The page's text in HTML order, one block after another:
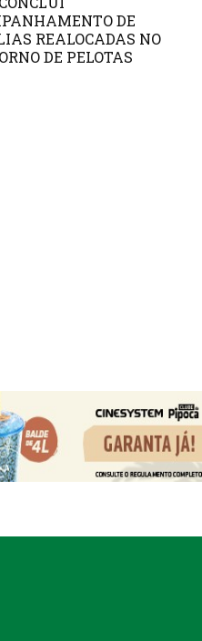
DE
REALOCADAS NO
DE PELOTAS